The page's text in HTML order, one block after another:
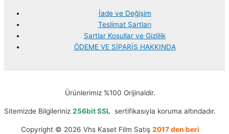
İade ve Değişim
Teslimat Şartları
Şartlar Koşullar ve Gizlilik
ÖDEME VE SİPARİŞ HAKKINDA
Ürünlerimiz %100 Orijinaldir.
Sitemizde Bilgileriniz 256bit SSL sertifikasıyla koruma altındadır.
Copyright © 2026 Vhs Kaset Film Satış 2017 den beri